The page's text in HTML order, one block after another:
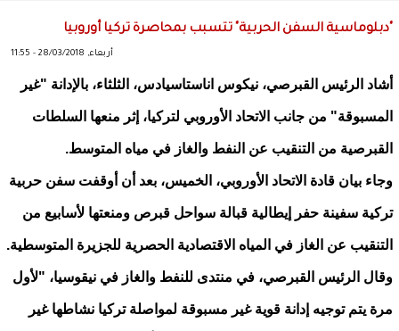
"دبلوماسية السفن الحربية" تتسبب بمحاصرة تركيا أوروبيا
أربعاء, 28/03/2018 - 11:55
أشاد الرئيس القبرصي، نيكوس اناستاسيادس، الثلثاء، بالإدانة "غير
المسبوقة" من جانب الاتحاد الأوروبي لتركيا، إثر منعها السلطات
القبرصية من التنقيب عن النفط والغاز في مياه المتوسط.
وجاء بيان قادة الاتحاد الأوروبي، الخميس، بعد أن أوقفت سفن حربية
تركية سفينة حفر إيطالية قبالة سواحل قبرص ومنعتها لأسابيع من
التنقيب عن الغاز في المياه الاقتصادية الحصرية للجزيرة المتوسطية.
وقال الرئيس القبرصي، في منتدى للنفط والغاز في نيقوسيا، "لأول
مرة يتم توجيه إدانة قوية غير مسبوقة لمواصلة تركيا نشاطها غير